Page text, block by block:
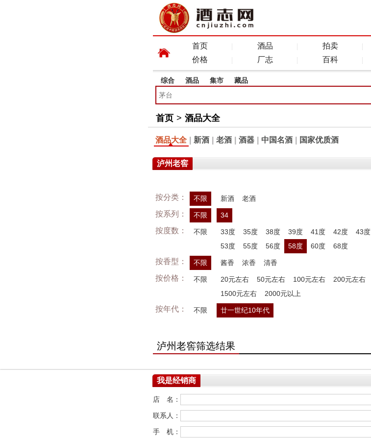
首页 酒品 拍卖
价格
厂志 百科
综合 酒品 集市 藏品
首页 > 酒品大全
酒品大全 新酒 老酒 酒器 中国名酒 国家优质酒
泸州老窖
按分类： 不限 新酒 老酒
按系列： 不限 34
按度数： 不限 33度 35度 38度 39度 41度 42度 43度
53度
55度 56度 58度 60度 68度
按香型： 不限 酱香 浓香 清香
按价格： 不限 20元左右 50元左右 100元左右 200元左右
1500元左右
2000元以上
按年代： 不限 廿一世纪10年代
泸州老窖筛选结果
我是经销商
店 名：
联系人：
手 机：